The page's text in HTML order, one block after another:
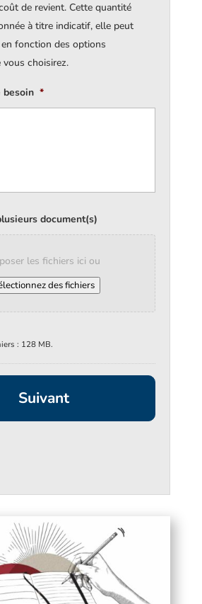
de revient. Cette quantité
à titre indicatif, elle peut
fonction des options
choisirez.
besoin *
document(s)
les fichiers ici ou
des fichiers
: 128 MB.